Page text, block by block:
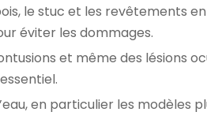
le stuc et les revêtements
éviter les dommages.
et même des lésions
en particulier les modèles